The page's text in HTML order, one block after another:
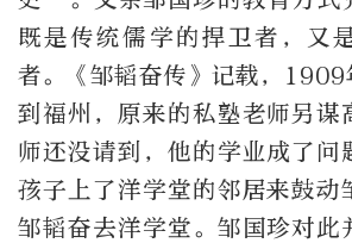
既是传统儒学的捍卫者，又
者。《邹韬奋传》记载，1909
到福州，原来的私塾老师另谋
师还没请到，他的学业成了问
孩子上了洋学堂的邻居来鼓动
邹韬奋去洋学堂。邹国珍对此